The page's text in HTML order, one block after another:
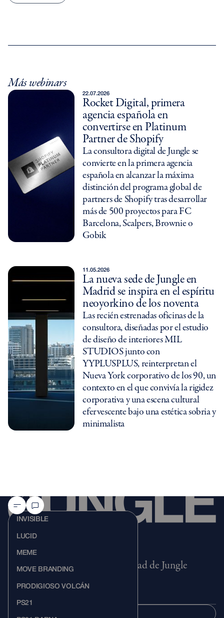
Más webinars
22.07.2026
Rocket Digital, primera
agencia española en
convertirse en Platinum
Partner de Shopify
La consultora digital de Jungle se
convierte en la primera agencia
española en alcanzar la máxima
distinción del programa global de
partners de Shopify tras desarrollar
más de 500 proyectos para FC
Barcelona, Scalpers, Brownie o
Gobik
11.05.2026
La nueva sede de Jungle en
Madrid se inspira en el espíritu
neoyorkino de los noventa
Las recién estrenadas oficinas de la
consultora, diseñadas por el estudio
de diseño de interiores MIL
STUDIOS junto con
YYPLUSPLUS, reinterpretan el
Nueva York corporativo de los 90, un
contexto en el que convivía la rigidez
corporativa y una escena cultural
efervescente bajo una estética sobria y
minimalista
Recibe ideas, eventos y actualidad de Jungle
INVISIBLE
LUCID
MEME
MOVE BRANDING
PRODIGIOSO VOLCÁN
PS21